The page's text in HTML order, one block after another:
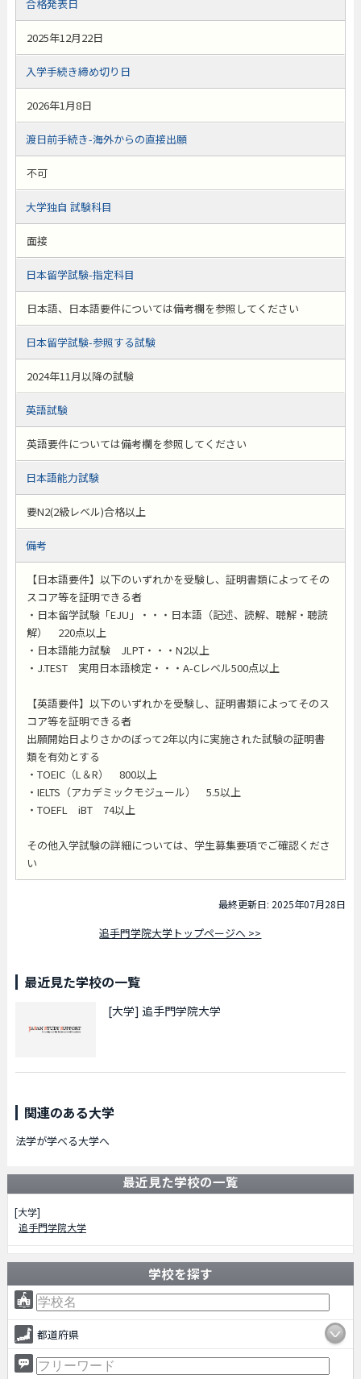
合格発表日
2025年12月22日
入学手続き締め切り日
2026年1月8日
渡日前手続き-海外からの直接出願
不可
大学独自 試験科目
面接
日本留学試験-指定科目
日本語、日本語要件については備考欄を参照してください
日本留学試験-参照する試験
2024年11月以降の試験
英語試験
英語要件については備考欄を参照してください
日本語能力試験
要N2(2級レベル)合格以上
備考
【日本語要件】以下のいずれかを受験し、証明書類によってその
スコア等を証明できる者
・日本留学試験「EJU」・・・日本語（記述、読解、聴解・聴読
解） 220点以上
・日本語能力試験 JLPT・・・N2以上
・J.TEST 実用日本語検定・・・A-Cレベル500点以上
【英語要件】以下のいずれかを受験し、証明書類によってそのス
コア等を証明できる者
出願開始日よりさかのぼって2年以内に実施された試験の証明書
類を有効とする
・TOEIC（L＆R） 800以上
・IELTS（アカデミックモジュール） 5.5以上
・TOEFL iBT 74以上
その他入学試験の詳細については、学生募集要項でご確認くださ
い
最終更新日: 2025年07月28日
追手門学院大学トップページへ >>
最近見た学校の一覧
[大学] 追手門学院大学
関連のある大学
法学が学べる大学へ
最近見た学校の一覧
[大学]
追手門学院大学
学校を探す
都道府県